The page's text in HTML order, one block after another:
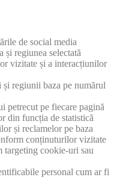
de social media
și regiunea selectată
vizitate și a interacțiunilor
regiunii baza pe numărul
petrecut pe fiecare pagină
din funcția de statistică
și reclamelor pe baza
conținuturilor vizitate
targeting cookie-uri sau
personal cum ar fi